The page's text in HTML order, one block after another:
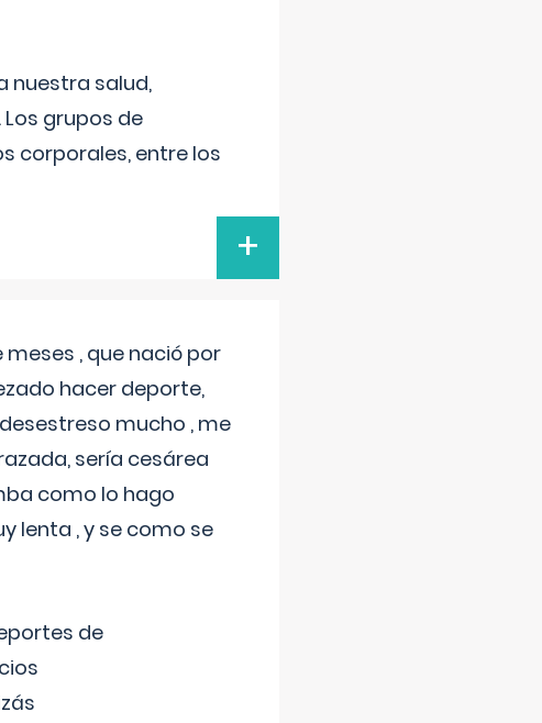
nuestra salud,
grupos de
corporales, entre los
+
, que nació por
hacer deporte,
mucho , me
sería cesárea
como lo hago
lenta , y se como se
de